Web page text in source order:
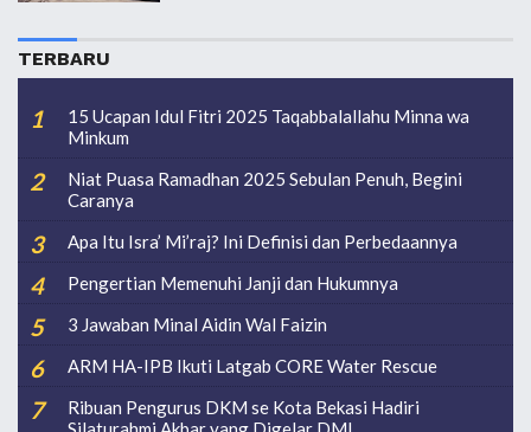
TERBARU
15 Ucapan Idul Fitri 2025 Taqabbalallahu Minna wa
Minkum
Niat Puasa Ramadhan 2025 Sebulan Penuh, Begini
Caranya
Apa Itu Isra’ Mi’raj? Ini Definisi dan Perbedaannya
Pengertian Memenuhi Janji dan Hukumnya
3 Jawaban Minal Aidin Wal Faizin
ARM HA-IPB Ikuti Latgab CORE Water Rescue
Ribuan Pengurus DKM se Kota Bekasi Hadiri